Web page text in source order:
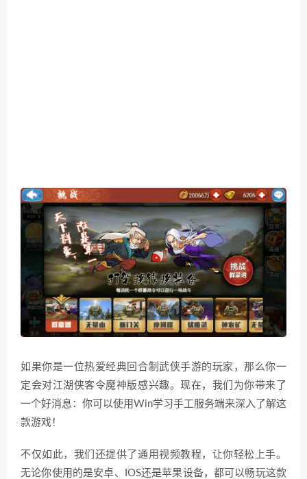
如果你是一位热爱经典回合制武侠手游的玩家，那么你一
定会对江湖侠客令魔神版感兴趣。现在，我们为你带来了
一个好消息：你可以使用Win学习手工服务端来深入了解这
款游戏！
不仅如此，我们还提供了通用视频教程，让你轻松上手。
无论你使用的是安卓、IOS还是苹果设备，都可以畅玩这款